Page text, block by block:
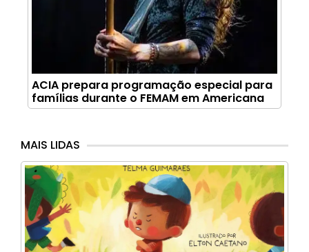
ACIA prepara programação especial para
famílias durante o FEMAM em Americana
MAIS LIDAS